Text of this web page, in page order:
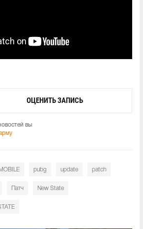
ОЦЕНИТЬ ЗАПИСЬ
вы
pubg update patch
Патч New State